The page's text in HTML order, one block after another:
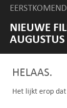
NIEUWE
HELAAS.
Het lijkt erop